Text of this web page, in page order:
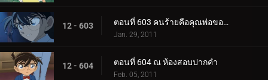
12 - 603 ตอนที่ 603 คนร้ายคือคุณพ่อของเก็นตะ (ตอน 2)
Jan. 29, 2011
12 - 604 ตอนที่ 604 ณ ห้องสอบปากคำ
Feb. 05, 2011